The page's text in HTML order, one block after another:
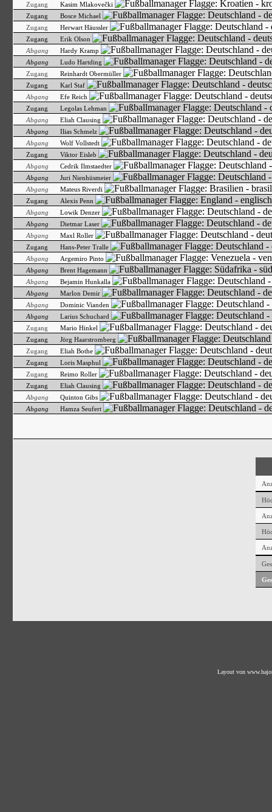
Zugang
Kasim Mlakovečki
Zugang
Bosce Michael
Zugang
Herwart Häussler
Zugang
Erik Olson
Abgang
Hardy Kramp
Abgang
Ludo Hartding
Zugang
Reinhardt Obermüller
Zugang
Karl Staf
Abgang
Efe Reich
Zugang
Legolas Lehman
Abgang
Eliah Clausing
Abgang
Ilias Schmelz
Abgang
Wolf Vollstedt
Zugang
Viktor Eisleb
Abgang
Cedrik Ilmstaedter
Abgang
Juri Nienhüsmeier
Abgang
Mateus Riverdi
Zugang
Alexis Penn
Abgang
Lowik Denzer
Abgang
Dietmar Laser
Abgang
Maxl Roller
Zugang
Hans-Peter Tralle
Abgang
Argemiro Pinto
Abgang
Brent Hagemann
Abgang
Bejamin Hunkalla
Abgang
Marlon Demir
Abgang
Dominic Vianden
Abgang
Larius Schuchard
Zugang
Mario Hinkel
Zugang
Jörg Haarstromberg
Zugang
Eliah Bothe
Zugang
Loris Masphul
Zugang
Reimo Roller
Zugang
Eliah Clausing
Abgang
Quinton Gibs
Abgang
Hamza Seufert
Layout von